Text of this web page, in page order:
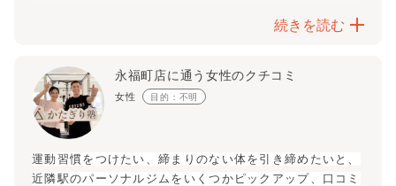
トレーナーの青山さんはトレーニング中も楽しい会話や適
く続けられています！
トレーニング後のプロテインも美味しく、複数の味から選
べるので楽しみの一つになっています^_^
続きを読む
永福町店に通う女性のクチコミ
女性 目的：不明
運動習慣をつけたい、締まりのない体を引き締めたいと、
近隣駅のパーソナルジムをいくつかピックアップ、口コミ